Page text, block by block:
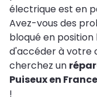
électrique est en
Avez-vous des
bloqué en
d'accéder à votre
cherchez un
Puiseux en France
!